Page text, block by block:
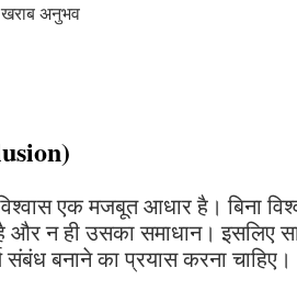
खराब अनुभव
एक मजबूत आधार है। बिना
और न ही उसका समाधान। इसलिए
संबंध बनाने का प्रयास करना चाहिए।